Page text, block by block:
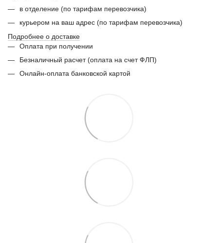
в отделение (по тарифам перевозчика)
курьером на ваш адрес (по тарифам перевозчика)
Подробнее о доставке
Оплата при получении
Безналичный расчет (оплата на счет ФЛП)
Онлайн-оплата банковской картой